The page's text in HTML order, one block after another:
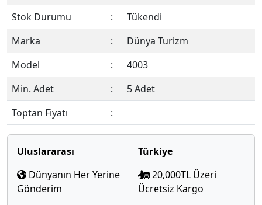
Stok Durumu
:
Tükendi
Marka
:
Dünya Turizm
Model
:
4003
Min. Adet
:
5 Adet
Toptan Fiyatı
:
Uluslararası
Dünyanın Her Yerine
Gönderim
Türkiye
20,000TL Üzeri
Ücretsiz Kargo